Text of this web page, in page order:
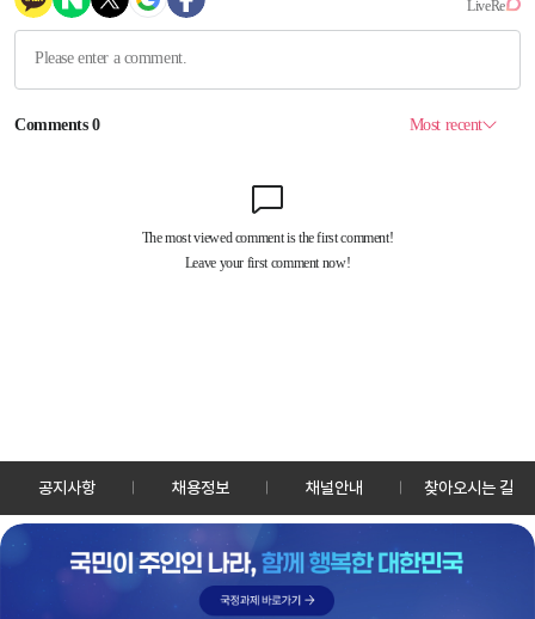
공지사항 채용정보 채널안내 찾아오시는 길
30128 세종특별자치시 정부2청사로 13 한국정책방송원 KTV
TEL: 044-204-8000
Copyrightⓒ KTV 국민방송 All Rights Reserved.